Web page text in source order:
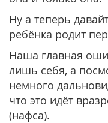
Ну а теперь
ребёнка родит
Наша главная
лишь себя, а
немного
что это идёт
(нафса).